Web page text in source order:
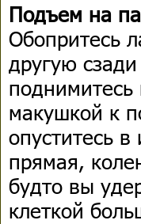
Подъем на
Обопритесь
другую
поднимитесь
макушкой к
опуститесь
прямая,
будто вы
клеткой